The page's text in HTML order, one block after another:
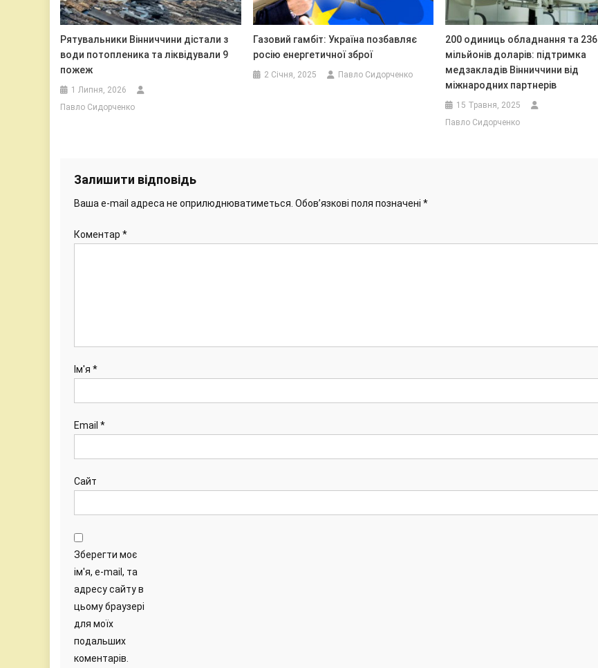
Рятувальники Вінниччини дістали з
води потопленика та ліквідували 9
пожеж
1 Липня, 2026
Павло Сидорченко
Газовий гамбіт: Україна позбавляє
росію енергетичної зброї
2 Січня, 2025 Павло Сидорченко
200 одиниць обладнання та 236
мільйонів доларів: підтримка
медзакладів Вінниччини від
міжнародних партнерів
15 Травня, 2025
Павло Сидорченко
Залишити відповідь
Ваша e-mail адреса не оприлюднюватиметься. Обов’язкові поля позначені *
Коментар *
Ім'я *
Email *
Сайт
Зберегти моє
ім'я, e-mail, та
адресу сайту в
цьому браузері
для моїх
подальших
коментарів.